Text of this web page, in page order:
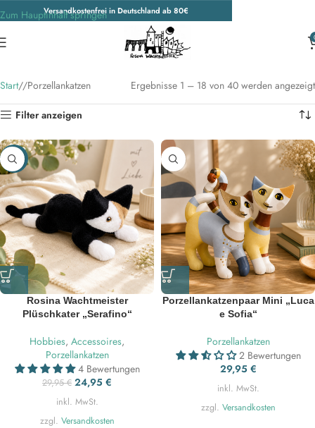
Versandkostenfrei in Deutschland ab 80€
Zum Hauptinhalt springen
Start/ Porzellankatzen Ergebnisse 1 – 18 von 40 werden angezeigt
Filter anzeigen
-17%
Rosina Wachtmeister
Plüschkater „Serafino“
Hobbies, Accessoires,
Porzellankatzen
4 Bewertungen
29,95€ 24,95 €
inkl. MwSt.
zzgl. Versandkosten
Porzellankatzenpaar Mini „Luca
e Sofia“
Porzellankatzen
2 Bewertungen
29,95 €
inkl. MwSt.
zzgl. Versandkosten